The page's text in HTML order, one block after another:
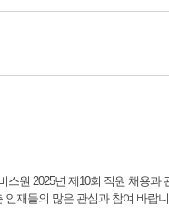
스원 2025년 제10회 직원 채용과
인재들의 많은 관심과 참여 바랍